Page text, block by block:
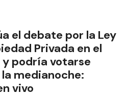
el debate por la Ley
Privada en el
y podría votarse
medianoche:
vivo